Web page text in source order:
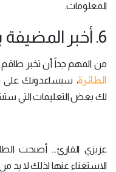
المعلومات.
6. أخبر المضيفة بمشكلتك:
من المهم جداً أن تخبر طاقم
الطائرة، سيساعدونك على
لك بعض التعليمات التي
عزيزي القارئ... أصبحت
الاستغناء عنها لذلك لا بد